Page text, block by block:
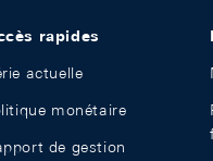
rapides
actuelle
monétaire
de gestion